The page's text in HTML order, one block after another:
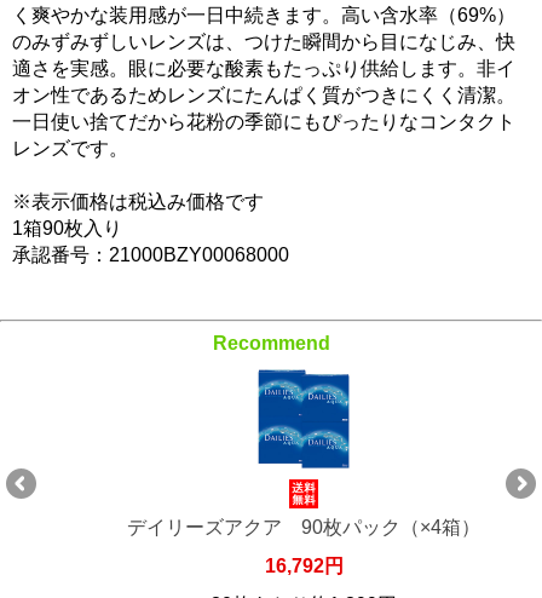
く爽やかな装用感が一日中続きます。高い含水率（69%）
のみずみずしいレンズは、つけた瞬間から目になじみ、快
適さを実感。眼に必要な酸素もたっぷり供給します。非イ
オン性であるためレンズにたんぱく質がつきにくく清潔。
一日使い捨てだから花粉の季節にもぴったりなコンタクト
レンズです。
※表示価格は税込み価格です
1箱90枚入り
承認番号：21000BZY00068000
Recommend
デイリーズアクア 90枚パック（×4箱）
16,792円